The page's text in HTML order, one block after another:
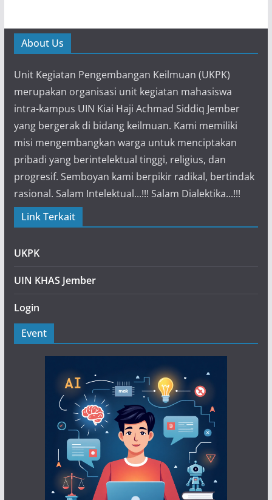
About Us
Unit Kegiatan Pengembangan Keilmuan (UKPK)
merupakan organisasi unit kegiatan mahasiswa
intra-kampus UIN Kiai Haji Achmad Siddiq Jember
yang bergerak di bidang keilmuan. Kami memiliki
misi mengembangkan warga untuk menciptakan
pribadi yang berintelektual tinggi, religius, dan
progresif. Semboyan kami berpikir radikal, bertindak
rasional. Salam Intelektual...!!! Salam Dialektika...!!!
Link Terkait
UKPK
UIN KHAS Jember
Login
Event